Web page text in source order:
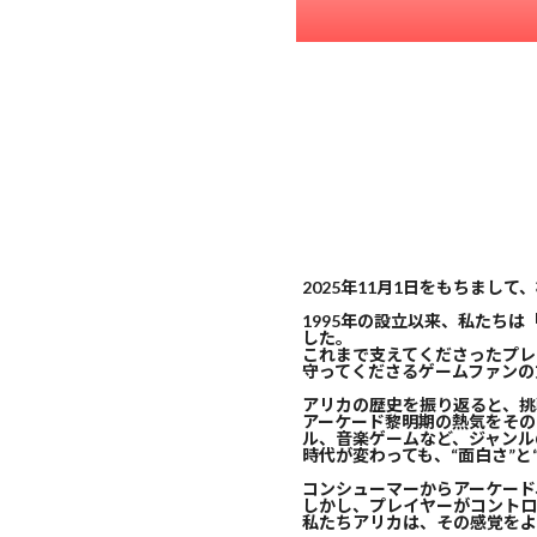
2025年11月1日をもちまして
1995年の設立以来、私たちは
した。
これまで支えてくださったプ
守ってくださるゲームファン
アリカの歴史を振り返ると、
アーケード黎明期の熱気をそ
ル、音楽ゲームなど、ジャン
時代が変わっても、“面白さ”
コンシューマーからアーケー
しかし、プレイヤーがコント
私たちアリカは、その感覚を